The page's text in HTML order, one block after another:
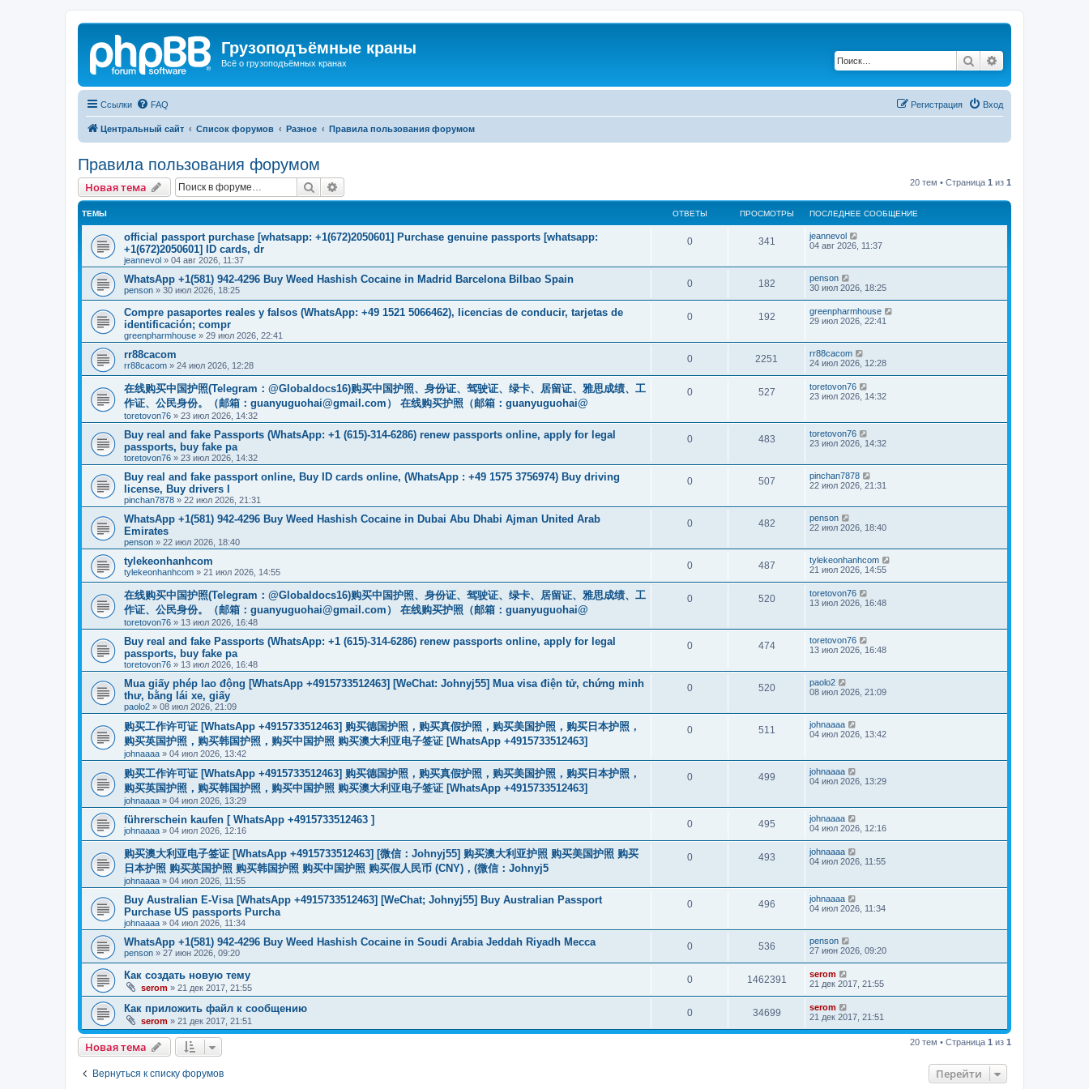
Грузоподъёмные краны
Всё о грузоподъёмных кранах Поиск
Ссылки FAQ Вход
Регистрация
Центральный сайт Список форумов Разное Правила пользования форумом
Правила пользования форумом
Новая тема Поиск 20 тем • Страница 1 из 1
ТЕМЫ ОТВЕТЫ ПРОСМОТРЫ ПОСЛЕДНЕЕ СООБЩЕНИЕ
official passport purchase [whatsapp: +1(672)2050601] Purchase genuine passports [whatsapp:
+1(672)2050601] ID cards, dr
jeannevol » 04 авг 2026, 11:37
0 341
jeannevol
04 авг 2026, 11:37
WhatsApp +1(581) 942-4296 Buy Weed Hashish Cocaine in Madrid Barcelona Bilbao Spain
penson » 30 июл 2026, 18:25
0 182
penson
30 июл 2026, 18:25
Compre pasaportes reales y falsos (WhatsApp: +49 1521 5066462), licencias de conducir, tarjetas de
identificación; compr
greenpharmhouse » 29 июл 2026, 22:41
0 192
greenpharmhouse
29 июл 2026, 22:41
rr88cacom
rr88cacom » 24 июл 2026, 12:28
0 2251
rr88cacom
24 июл 2026, 12:28
在线购买中国护照(Telegram：@Globaldocs16)购买中国护照、身份证、驾驶证、绿卡、居留证、雅思成绩、工
作证、公民身份。（邮箱： guanyuguohai@gmail.com ） 在线购买护照（邮箱：guanyuguohai@
toretovon76 » 23 июл 2026, 14:32
0 527
toretovon76
23 июл 2026, 14:32
Buy real and fake Passports (WhatsApp: +1 (615)-314-6286) renew passports online, apply for legal
passports, buy fake pa
toretovon76 » 23 июл 2026, 14:32
0 483
toretovon76
23 июл 2026, 14:32
Buy real and fake passport online, Buy ID cards online, (WhatsApp : +49 1575 3756974) Buy driving
license, Buy drivers l
pinchan7878 » 22 июл 2026, 21:31
0 507
pinchan7878
22 июл 2026, 21:31
WhatsApp +1(581) 942-4296 Buy Weed Hashish Cocaine in Dubai Abu Dhabi Ajman United Arab
Emirates
penson » 22 июл 2026, 18:40
0 482
penson
22 июл 2026, 18:40
tylekeonhanhcom
tylekeonhanhcom » 21 июл 2026, 14:55
0 487
tylekeonhanhcom
21 июл 2026, 14:55
在线购买中国护照(Telegram：@Globaldocs16)购买中国护照、身份证、驾驶证、绿卡、居留证、雅思成绩、工
作证、公民身份。（邮箱： guanyuguohai@gmail.com ） 在线购买护照（邮箱：guanyuguohai@
toretovon76 » 13 июл 2026, 16:48
0 520
toretovon76
13 июл 2026, 16:48
Buy real and fake Passports (WhatsApp: +1 (615)-314-6286) renew passports online, apply for legal
passports, buy fake pa
toretovon76 » 13 июл 2026, 16:48
0 474
toretovon76
13 июл 2026, 16:48
Mua giấy phép lao động [WhatsApp +4915733512463] [WeChat: Johnyj55] Mua visa điện tử, chứng minh
thư, bằng lái xe, giấy
paolo2 » 08 июл 2026, 21:09
0 520
paolo2
08 июл 2026, 21:09
购买工作许可证 [WhatsApp +4915733512463] 购买德国护照，购买真假护照，购买美国护照，购买日本护照，
购买英国护照，购买韩国护照，购买中国护照 购买澳大利亚电子签证 [WhatsApp +4915733512463]
johnaaaa » 04 июл 2026, 13:42
0 511
johnaaaa
04 июл 2026, 13:42
购买工作许可证 [WhatsApp +4915733512463] 购买德国护照，购买真假护照，购买美国护照，购买日本护照，
购买英国护照，购买韩国护照，购买中国护照 购买澳大利亚电子签证 [WhatsApp +4915733512463]
johnaaaa » 04 июл 2026, 13:29
0 499
johnaaaa
04 июл 2026, 13:29
führerschein kaufen [ WhatsApp +4915733512463 ]
johnaaaa » 04 июл 2026, 12:16
0 495
johnaaaa
04 июл 2026, 12:16
购买澳大利亚电子签证 [WhatsApp +4915733512463] [微信：Johnyj55] 购买澳大利亚护照 购买美国护照 购买
日本护照 购买英国护照 购买韩国护照 购买中国护照 购买假人民币 (CNY)，(微信：Johnyj5
johnaaaa » 04 июл 2026, 11:55
0 493
johnaaaa
04 июл 2026, 11:55
Buy Australian E-Visa [WhatsApp +4915733512463] [WeChat; Johnyj55] Buy Australian Passport
Purchase US passports Purcha
johnaaaa » 04 июл 2026, 11:34
0 496
johnaaaa
04 июл 2026, 11:34
WhatsApp +1(581) 942-4296 Buy Weed Hashish Cocaine in Soudi Arabia Jeddah Riyadh Mecca
penson » 27 июн 2026, 09:20
0 536
penson
27 июн 2026, 09:20
Как создать новую тему
serom » 21 дек 2017, 21:55
0 1462391
serom
21 дек 2017, 21:55
Как приложить файл к сообщению
serom » 21 дек 2017, 21:51
0 34699
serom
21 дек 2017, 21:51
Новая тема 20 тем • Страница 1 из 1
Вернуться к списку форумов Перейти